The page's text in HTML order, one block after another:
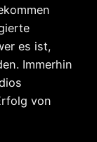
es ist,
Immerhin
von